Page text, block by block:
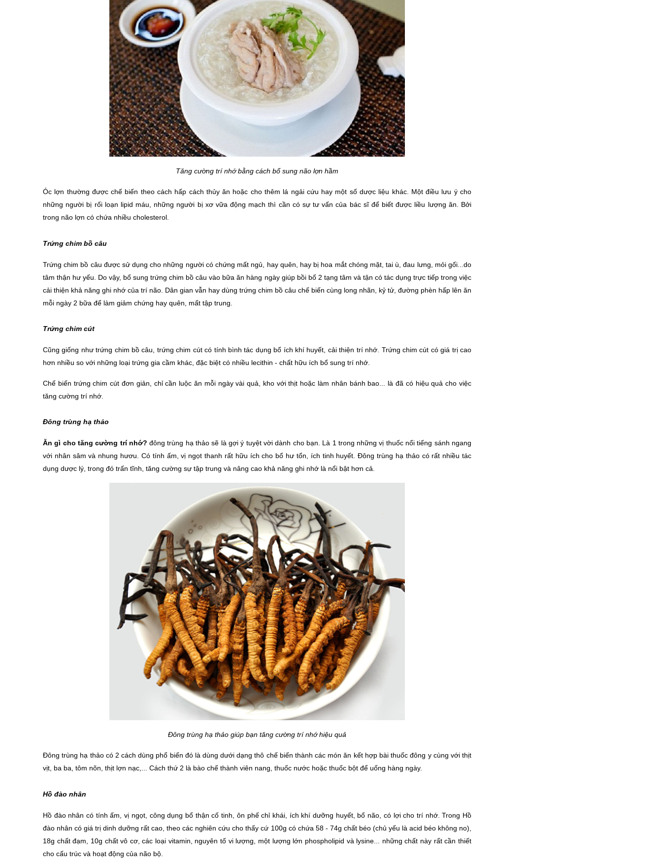
Tăng cường trí nhớ bằng cách bổ sung não lợn hầm
Óc lợn thường được chế biến theo cách hấp cách thủy ăn hoặc cho thêm lá ngải cứu hay một số dược liệu khác. Một điều lưu ý cho
những người bị rối loạn lipid máu, những người bị xơ vữa động mạch thì cần có sự tư vấn của bác sĩ để biết được liều lượng ăn. Bởi
trong não lợn có chứa nhiều cholesterol.
Trứng chim bồ câu
Trứng chim bồ câu được sử dụng cho những người có chứng mất ngủ, hay quên, hay bị hoa mắt chóng mặt, tai ù, đau lưng, mỏi gối...do
tâm thận hư yếu. Do vậy, bổ sung trứng chim bồ câu vào bữa ăn hàng ngày giúp bồi bổ 2 tạng tâm và tận có tác dụng trực tiếp trong việc
cải thiện khả năng ghi nhớ của trí não. Dân gian vẫn hay dùng trứng chim bồ câu chế biến cùng long nhãn, kỷ tử, đường phèn hấp lên ăn
mỗi ngày 2 bữa để làm giảm chứng hay quên, mất tập trung.
Trứng chim cút
Cũng giống như trứng chim bồ câu, trứng chim cút có tính bình tác dụng bổ ích khí huyết, cải thiện trí nhớ. Trứng chim cút có giá trị cao
hơn nhiều so với những loại trứng gia cầm khác, đặc biệt có nhiều lecithin - chất hữu ích bổ sung trí nhớ.
Chế biến trứng chim cút đơn giản, chỉ cần luộc ăn mỗi ngày vài quả, kho với thịt hoặc làm nhân bánh bao... là đã có hiệu quả cho việc
tăng cường trí nhớ.
Đông trùng hạ thảo
Ăn gì cho tăng cường trí nhớ? đông trùng hạ thảo sẽ là gợi ý tuyệt vời dành cho bạn. Là 1 trong những vị thuốc nổi tiếng sánh ngang
với nhân sâm và nhung hươu. Có tính ấm, vị ngọt thanh rất hữu ích cho bổ hư tổn, ích tinh huyết. Đông trùng hạ thảo có rất nhiều tác
dụng dược lý, trong đó trấn tĩnh, tăng cường sự tập trung và nâng cao khả năng ghi nhớ là nổi bật hơn cả.
Đông trùng hạ thảo giúp bạn tăng cường trí nhớ hiệu quả
Đông trùng hạ thảo có 2 cách dùng phổ biến đó là dùng dưới dạng thô chế biến thành các món ăn kết hợp bài thuốc đông y cùng với thịt
vịt, ba ba, tôm nõn, thịt lợn nạc,... Cách thứ 2 là bào chế thành viên nang, thuốc nước hoặc thuốc bột để uống hàng ngày.
Hồ đào nhân
Hồ đào nhân có tính ấm, vị ngọt, công dụng bổ thận cố tinh, ôn phế chỉ khái, ích khí dưỡng huyết, bổ não, có lợi cho trí nhớ. Trong Hồ
đào nhân có giá trị dinh dưỡng rất cao, theo các nghiên cứu cho thấy cứ 100g có chứa 58 - 74g chất béo (chủ yếu là acid béo không no),
18g chất đạm, 10g chất vô cơ, các loại vitamin, nguyên tố vi lượng, một lượng lớn phospholipid và lysine... những chất này rất cần thiết
cho cấu trúc và hoạt động của não bộ.